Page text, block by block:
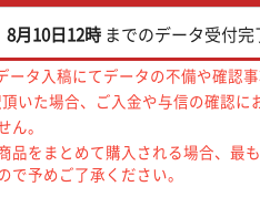
8月10日12時 までのデータ受付完
タ入稿にてデータの不備や確認
いた場合、ご入金や与信の確認に
。
をまとめて購入される場合、最
予めご了承ください。